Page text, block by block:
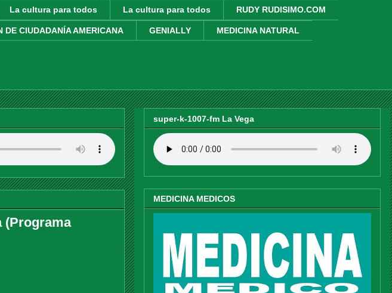
La cultura para todos La cultura para todos RUDY RUDISIMO.COM
DE CIUDADANÍA AMERICANA GENIALLY MEDICINA NATURAL
(Programa
super-k-1007-fm La Vega
MEDICINA MEDICOS